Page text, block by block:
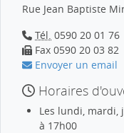
Rue Jean Baptiste
Tél. 0590 20 01 76
Fax 0590 20 03 82
Envoyer un email
Horaires
Les lundi, mardi,
à 17h00